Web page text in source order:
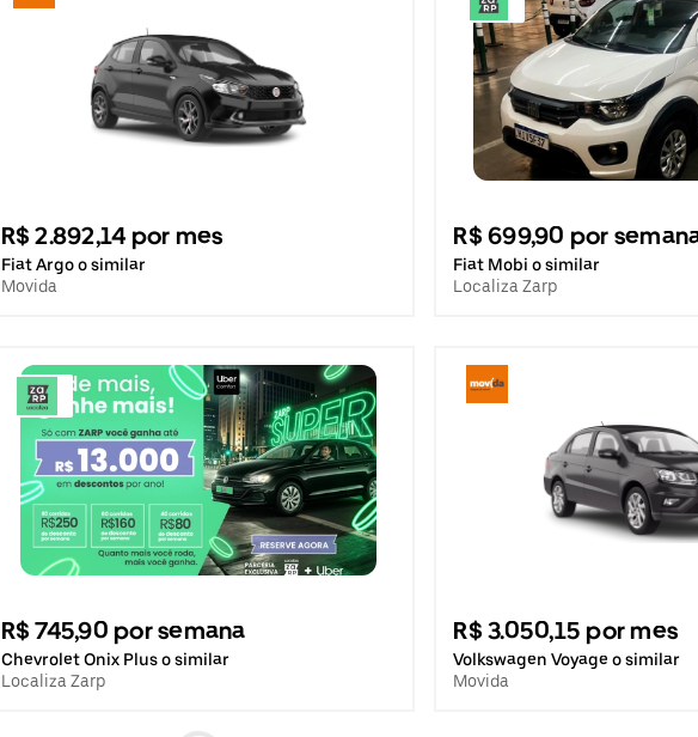
R$ 2.892,14 por mes
Fiat Argo o similar
Movida
R$ 699,90 por
Fiat Mobi o similar
Localiza Zarp
R$ 745,90 por semana
Chevrolet Onix Plus o similar
Localiza Zarp
R$ 3.050,15 por mes
Volkswagen Voyage o similar
Movida